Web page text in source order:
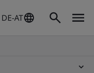
DE-AT